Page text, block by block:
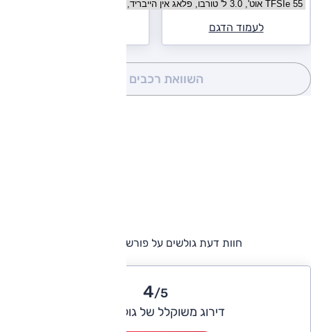
לעמוד הדגם
השוואת רכבים
חוות דעת גולשים על פורשה קאיין קופה
4/5
דירוג משוקלל של גולשי אוטו